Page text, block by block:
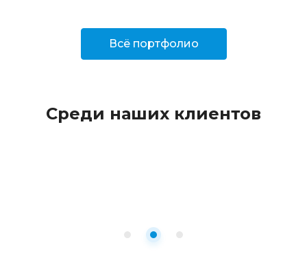
Всё портфолио
Среди наших клиентов